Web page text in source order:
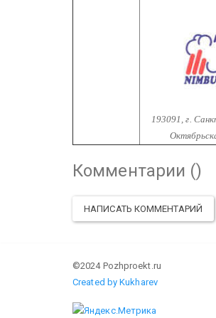
193091, г.
Комментарии ()
НАПИСАТЬ КОММЕНТАРИЙ
©2024 Pozhproekt.ru
Created by Kukharev